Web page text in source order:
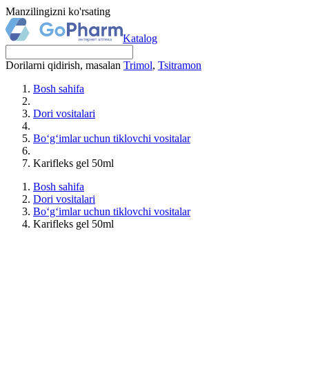
Manzilingizni ko'rsating
Katalog
Dorilarni qidirish, masalan Trimol, Tsitramon
Bosh sahifa
Dori vositalari
Bo‘g‘imlar uchun tiklovchi vositalar
Karifleks gel 50ml
Bosh sahifa
Dori vositalari
Bo‘g‘imlar uchun tiklovchi vositalar
Karifleks gel 50ml